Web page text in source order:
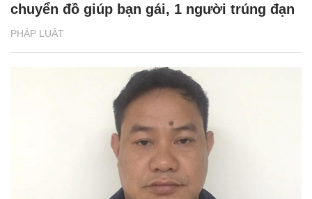
PHÁP LUẬT
chuyển đồ giúp bạn gái, 1 người trúng đạn